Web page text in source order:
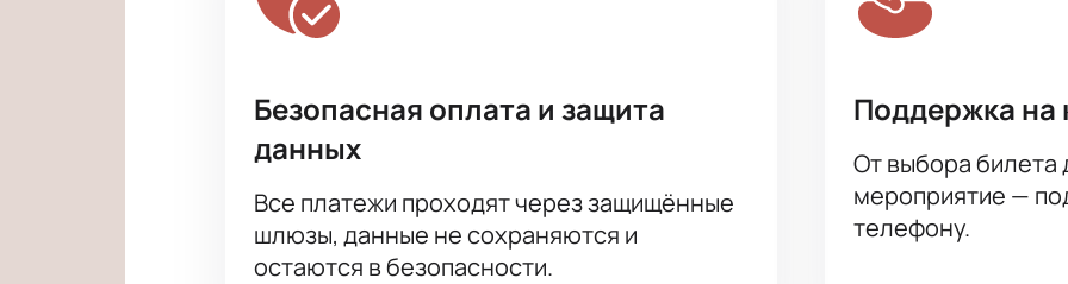
Безопасная оплата и защита
данных
Все платежи проходят через защищённые
шлюзы, данные не сохраняются и
остаются в безопасности.
Поддержка на
От выбора билета
мероприятие —
телефону.